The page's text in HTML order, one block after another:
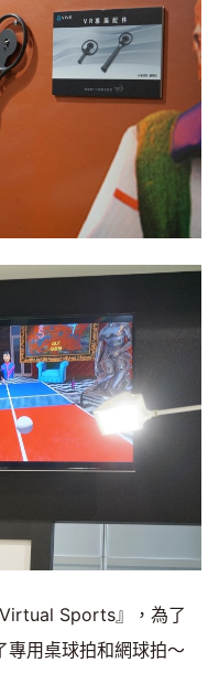
Sports』，為了
專用桌球拍和網球拍～